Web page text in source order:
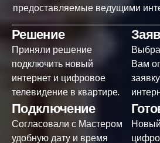
предоставляемые ведущими
Решение
Приняли решение
подключить новый
интернет и цифровое
телевидение в квартире.
Вам
Подключение
Согласовали с Мастером
удобную дату и время